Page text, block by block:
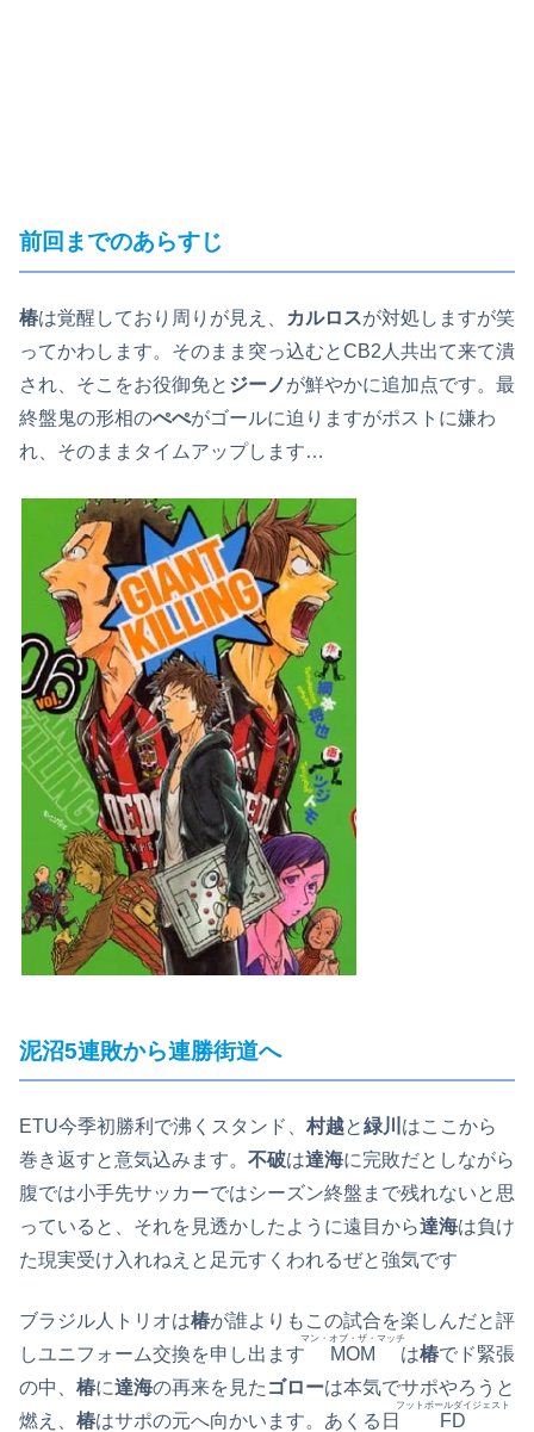
前回までのあらすじ
椿は覚醒しており周りが見え、 カルロスが対処しますが笑
ってかわします。そのまま突っ込むとCB2人共出て来て潰
され、そこをお役御免と ジーノが鮮やかに追加点です。最
終盤鬼の形相のぺぺがゴールに迫りますがポストに嫌わ
れ、そのままタイムアップします…
泥沼5連敗から連勝街道へ
ETU今季初勝利で沸くスタンド、 村越と緑川 はここから
巻き返すと意気込みます。 不破は達海に完敗だとしながら
腹では小手先サッカーではシーズン終盤まで残れないと思
っていると、それを見透かしたように遠目から達海は負け
た現実受け入れねえと足元すくわれるぜと強気です
ブラジル人トリオは椿が誰よりもこの試合を楽しんだと評
しユニフォーム交換を申し出ます
MOM
マン・オブ・ザ・マッチ
は椿でド緊張
の中、 椿に達海の再来を見た ゴローは本気でサポやろうと
燃え、 椿はサポの元へ向かいます。あくる日 FD
フットボールダイジェスト